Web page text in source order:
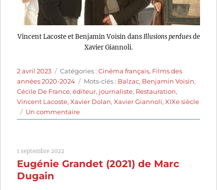
Vincent Lacoste et Benjamin Voisin dansIllusions perduesde
Xavier Giannoli.
Publié
le
2 avril 2023 Catégories
Catégories :Cinéma français, Films des
années 2020-2024
Étiquettes
Mots-clés : Balzac, Benjamin Voisin,
Cécile De France,éditeur, journaliste, Restauration,
Vincent Lacoste,Xavier Dolan,Xavier Giannoli,XIXe siècle
Un commentairesur
Illusions
Xavier
1 septembre 2022
Eugénie Grandet (2021) de Marc
Dugain